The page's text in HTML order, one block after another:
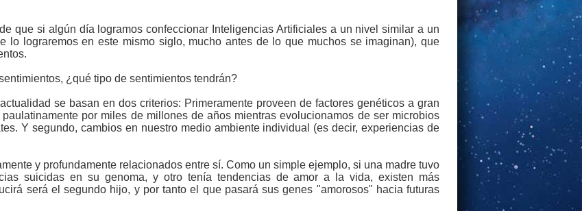
que si algún día logramos confeccionar Inteligencias Artificiales a un nivel similar a un
lo lograremos en este mismo siglo, mucho antes de lo que muchos se imaginan), que
¿qué tipo de sentimientos tendrán?
se basan en dos criterios: Primeramente proveen de factores genéticos a gran
por miles de millones de años mientras evolucionamos de ser microbios
Y segundo, cambios en nuestro medio ambiente individual (es decir, experiencias de
y profundamente relacionados entre sí. Como un simple ejemplo, si una madre tuvo
suicidas en su genoma, y otro tenía tendencias de amor a la vida, existen más
será el segundo hijo, y por tanto el que pasará sus genes "amorosos" hacia futuras